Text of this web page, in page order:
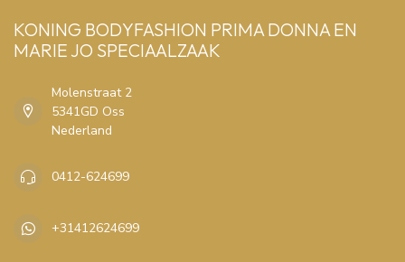
KONING BODYFASHION PRIMA DONNA EN
MARIE JO SPECIAALZAAK
Molenstraat 2
5341GD Oss
Nederland
0412-624699
+31412624699